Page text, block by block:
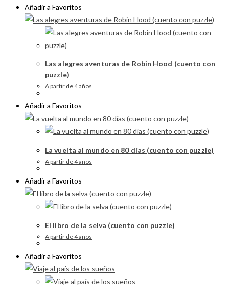
Añadir a Favoritos
Las alegres aventuras de Robin Hood (cuento con
puzzle)
A partir de 4 años
Añadir a Favoritos
La vuelta al mundo en 80 días (cuento con puzzle)
A partir de 4 años
Añadir a Favoritos
El libro de la selva (cuento con puzzle)
A partir de 4 años
Añadir a Favoritos